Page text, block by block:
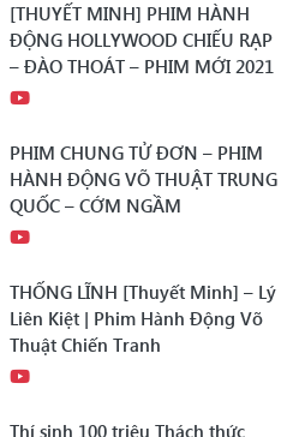
[THUYẾT MINH] PHIM HÀNH
ĐỘNG HOLLYWOOD CHIẾU RẠP
– ĐÀO THOÁT – PHIM MỚI 2021
PHIM CHUNG TỬ ĐƠN – PHIM
HÀNH ĐỘNG VÕ THUẬT TRUNG
QUỐC – CỚM NGẦM
THỐNG LĨNH [Thuyết Minh] – Lý
Liên Kiệt | Phim Hành Động Võ
Thuật Chiến Tranh
Thí sinh 100 triệu Thách thức